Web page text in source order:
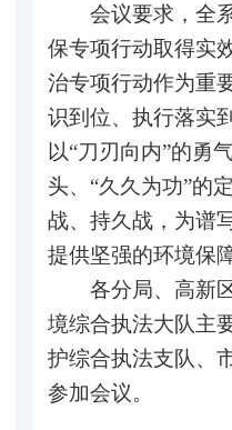
会议要求，全
保专项行动取得实
治专项行动作为重
识到位、执行落实
以“刀刃向内”的勇
头、“久久为功”的
战、持久战，为谱
提供坚强的环境保障
各分局、高新
境综合执法大队主
护综合执法支队、
参加会议。